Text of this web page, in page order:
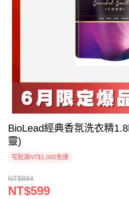
BioLead經典香氛洗衣精
靈)
宅配滿NT$1,000免運
NT$894
NT$599